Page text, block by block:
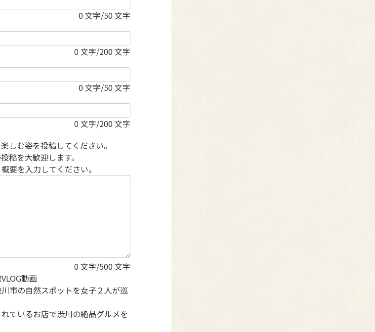
0 文字/50 文字
0 文字/200 文字
0 文字/50 文字
0 文字/200 文字
しむ姿を投稿してください。
稿を大歓迎します。
要を入力してください。
0 文字/500 文字
動画
市の自然スポットを女子２人が巡
ているお店で渋川の絶品グルメを